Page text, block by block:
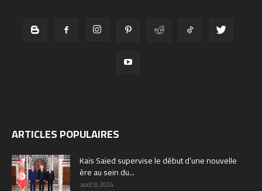
ARTICLES POPULAIRES
Kaïs Saïed supervise le début d’une nouvelle
ère au sein du...
août 8, 2024